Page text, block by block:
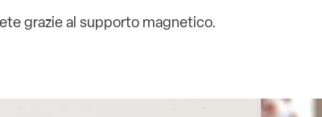
grazie al supporto magnetico.